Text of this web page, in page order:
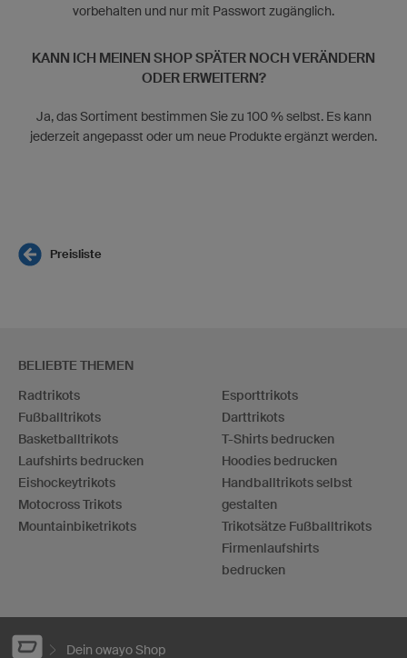
vorbehalten und nur mit Passwort zugänglich.
KANN ICH MEINEN SHOP SPÄTER NOCH VERÄNDERN
ODER ERWEITERN?
Ja, das Sortiment bestimmen Sie zu 100 % selbst. Es kann
jederzeit angepasst oder um neue Produkte ergänzt werden.
Preisliste
BELIEBTE THEMEN
Radtrikots
Fußballtrikots
Basketballtrikots
Laufshirts bedrucken
Eishockeytrikots
Motocross Trikots
Mountainbiketrikots
Esporttrikots
Darttrikots
T-Shirts bedrucken
Hoodies bedrucken
Handballtrikots selbst
gestalten
Trikotsätze Fußballtrikots
Firmenlaufshirts
bedrucken
Dein owayo Shop